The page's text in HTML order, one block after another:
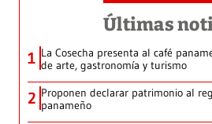
Últimas
1 La Cosecha presenta al café
de arte, gastronomía y turismo
2 Proponen declarar patrimonio al
panameño